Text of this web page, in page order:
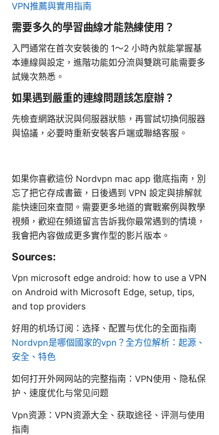
VPN推薦與實用指南
需要多久的學習曲線才能熟練使用？
入門通常在首次安裝後的 1～2 小時內就能掌握基
本連線與設定，進階功能如分流與雙跳可能需要多
試幾次熟悉。
如果遇到嚴重的連線問題該怎麼辦？
先檢查網路狀況與伺服器狀態，再嘗試切換伺服器
與協議，必要時重新安裝客戶端或聯絡客服。
如果你喜歡這份 Nordvpn mac app 徹底指南，別
忘了把它存成書籤，日後遇到 VPN 設定與排解就
能快速回來查閱。需要更多地道的實戰案例與教學
視頻，歡迎在頻道留言告訴我你最常遇到的情境，
我會把內容做成更多實作型的影片版本。
Sources:
Vpn microsoft edge android: how to use a VPN
on Android with Microsoft Edge, setup, tips,
and top providers
好用的机场订阅：选择、配置与优化的全面指南
Nordvpn是哪個國家的vpn？全方位解析：起源、
安全、特色
如何打开外网网站的完整指南：VPN使用、隐私保
护、速度优化与常见问题
Vpn资源：VPN资源大全、获取途径、评测与使用
指南